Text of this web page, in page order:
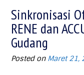
Sinkronisasi
RENE dan
Gudang
Posted on Maret 21,